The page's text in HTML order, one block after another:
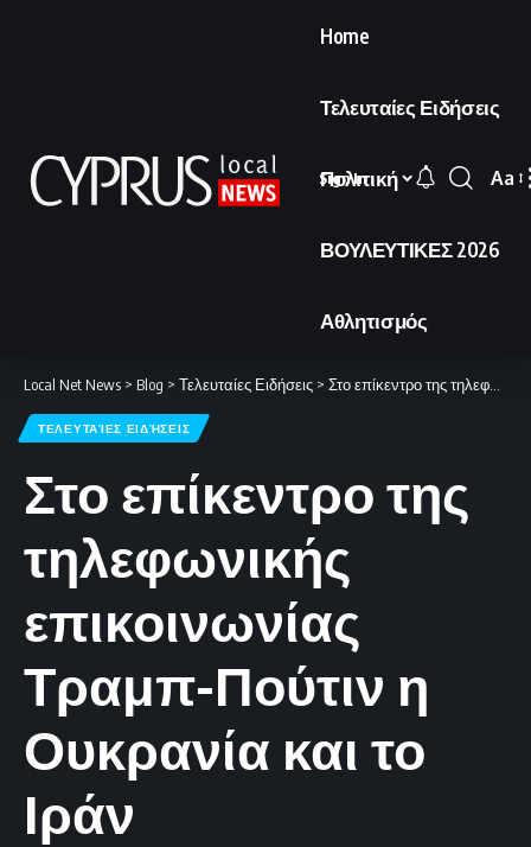
Home
Τελευταίες Ειδήσεις
Πολιτική
ΒΟΥΛΕΥΤΙΚΕΣ 2026
Αθλητισμός
Sign In
Font
Aa
Local Net News > Blog > Τελευταίες Ειδήσεις > Στο επίκεντρο της τηλεφωνικής επικοινωνίας Τραμπ-Πούτιν η Ουκρανία και το Ιράν
ΤΕΛΕΥΤΑΊΕΣ ΕΙΔΉΣΕΙΣ
Στο επίκεντρο της
τηλεφωνικής
επικοινωνίας
Τραμπ-Πούτιν η
Ουκρανία και το
Ιράν